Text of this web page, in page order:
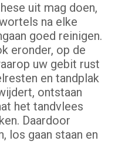
uit mag doen,
na elke
goed reinigen.
eronder, op de
uw gebit rust
en tandplak
ontstaan
het tandvlees
Daardoor
los gaan staan en